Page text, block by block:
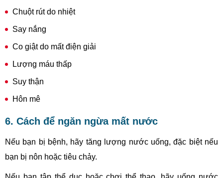
Chuột rút do nhiệt
Say nắng
Co giật do mất điện giải
Lượng máu thấp
Suy thận
Hôn mê
6. Cách để ngăn ngừa mất nước
Nếu bạn bị bệnh, hãy tăng lượng nước uống, đặc biệt nếu
bạn bị nôn hoặc tiêu chảy.